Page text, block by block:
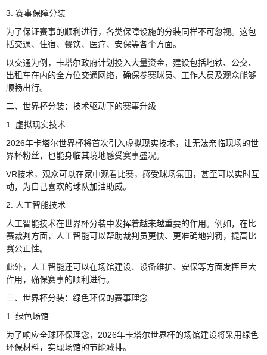
3. 赛事保障分装
为了保证赛事的顺利进行，各类保障设施的分装同样不可忽视。这包
括交通、住宿、餐饮、医疗、安保等各个方面。
以交通为例，卡塔尔政府计划投入大量资金，建设包括地铁、公交、
出租车在内的全方位交通网络，确保参赛球员、工作人员及观众能够
顺畅出行。
二、世界杯分装：技术驱动下的赛事升级
1. 虚拟现实技术
2026年卡塔尔世界杯将首次引入虚拟现实技术，让无法亲临现场的世
界杯粉丝，也能身临其境地感受赛事盛况。
VR技术，观众可以在家中观看比赛，感受球场氛围，甚至可以实时互
动，为自己喜欢的球队加油助威。
2. 人工智能技术
人工智能技术在世界杯分装中发挥着越来越重要的作用。例如，在比
赛裁判方面，人工智能可以帮助裁判员更快、更准确地判罚，提高比
赛公正性。
此外，人工智能还可以在场馆建设、设备维护、安保等方面发挥巨大
作用，确保赛事的顺利进行。
三、世界杯分装：绿色环保的赛事理念
1. 绿色场馆
为了响应全球环保理念，2026年卡塔尔世界杯的场馆建设将采用绿色
环保材料，实现场馆的节能减排。